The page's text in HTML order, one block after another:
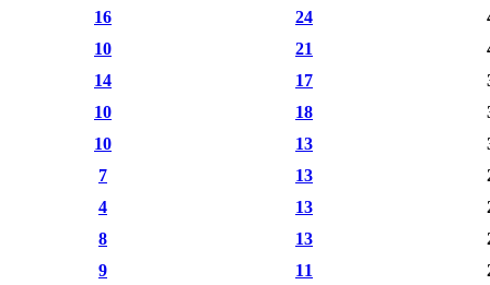
24
16
21
10
17
14
18
10
13
10
13
7
13
4
13
8
11
9